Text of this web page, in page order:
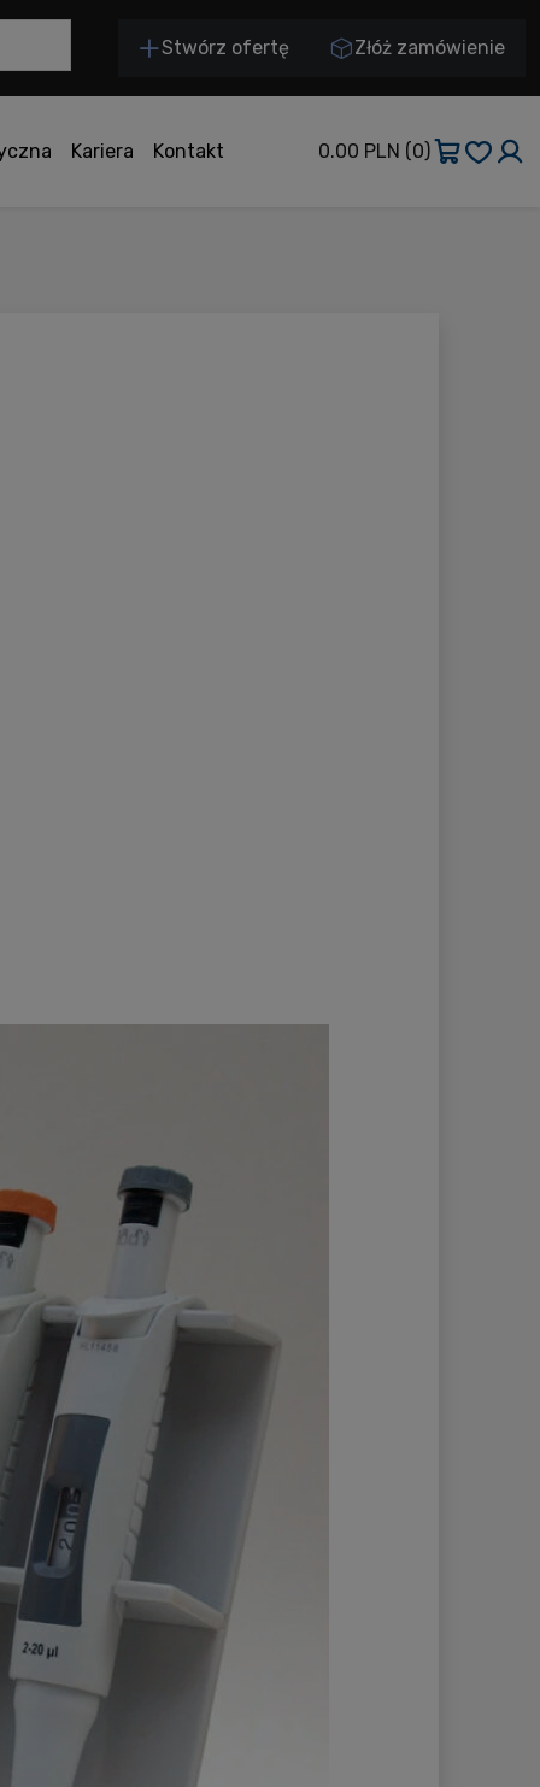
Stwórz ofertę Złóż zamówienie
Kariera Kontakt 0.00 PLN (0)